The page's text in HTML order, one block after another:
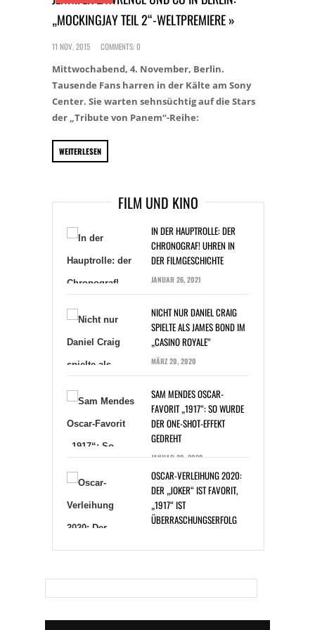
„MOCKINGJAY TEIL 2“-WELTPREMIERE »
11 NOV, 2015 COMMENTS: 0
Mittwochabend, 4. November, Berlin.
Tausende Fans harren in der Kälte am Sony
Center. Sie warten sehnsüchtig auf die Stars
der „Tribute von Panem“-Reihe:
WEITERLESEN
FILM UND KINO
IN DER HAUPTROLLE: DER
CHRONOGRAF! UHREN IN
DER FILMGESCHICHTE
JANUAR 26, 2021
NICHT NUR DANIEL CRAIG
SPIELTE ALS JAMES BOND IM
„CASINO ROYALE“
MÄRZ 20, 2020
SAM MENDES OSCAR-
FAVORIT „1917“: SO WURDE
DER ONE-SHOT-EFFEKT
GEDREHT
JANUAR 20, 2020
OSCAR-VERLEIHUNG 2020:
DER „JOKER“ IST FAVORIT,
„1917“ IST
ÜBERRASCHUNGSERFOLG